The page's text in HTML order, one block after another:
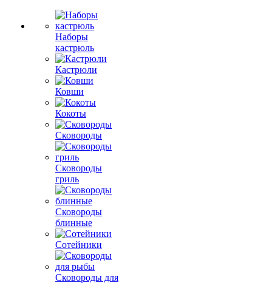
Наборы
кастрюль
Кастрюли
Ковши
Кокоты
Сковороды
Сковороды
гриль
Сковороды
блинные
Сотейники
Сковороды для